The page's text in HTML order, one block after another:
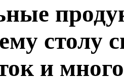
столу
и